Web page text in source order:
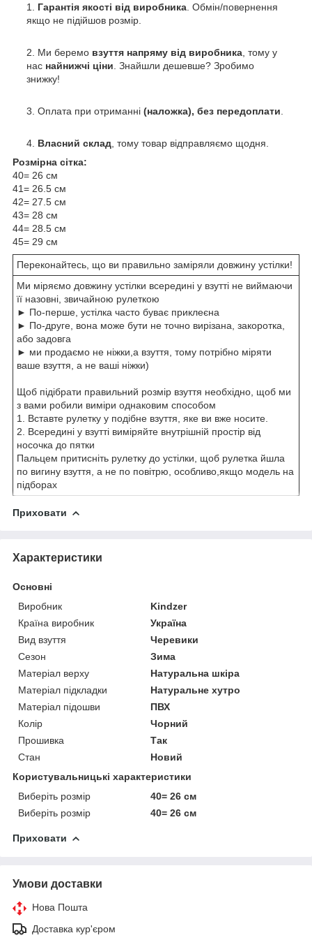
Гарантія якості від виробника . Обмін/повернення
якщо не підійшов розмір.
Ми беремо взуття напряму від виробника , тому у
нас найнижчі ціни . Знайшли дешевше? Зробимо
знижку!
Оплата при отриманні (наложка), без передоплати
Власний склад , тому товар відправляємо щодня.
Розмірна сітка:
40= 26 см
41= 26.5 см
42= 27.5 см
43= 28 см
44= 28.5 см
45= 29 см
Переконайтесь, що ви правильно заміряли довжину устілки!
Ми міряємо довжину устілки всередині у взутті не виймаючи
її назовні, звичайною рулеткою
► По-перше, устілка часто буває приклеєна
► По-друге, вона може бути не точно вирізана, закоротка,
або задовга
► ми продаємо не ніжки,а взуття, тому потрібно міряти
ваше взуття, а не ваші ніжки)
Щоб підібрати правильний розмір взуття необхідно, щоб ми
з вами робили виміри однаковим способом
1. Вставте рулетку у подібне взуття, яке ви вже носите.
2. Всередині у взутті виміряйте внутрішній простір від
носочка до пятки
Пальцем притисніть рулетку до устілки, щоб рулетка йшла
по вигину взуття, а не по повітрю, особливо,якщо модель на
підборах
Приховати
Характеристики
Основні
Виробник
Kindzer
Країна виробник
Україна
Вид взуття
Черевики
Сезон
Зима
Матеріал верху
Натуральна шкіра
Матеріал підкладки
Натуральне хутро
Матеріал підошви
ПВХ
Колір
Чорний
Прошивка
Так
Стан
Новий
Користувальницькі характеристики
Виберіть розмір
40= 26 см
Виберіть розмір
40= 26 см
Приховати
Умови доставки
Нова Пошта
Доставка кур'єром